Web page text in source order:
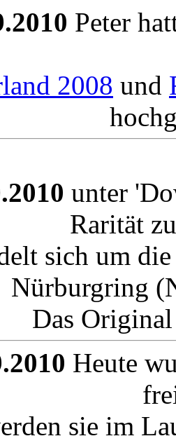
Peter
2008 und
unter
Rarität
sich um
Nürburgring
Das
Heute
sie im